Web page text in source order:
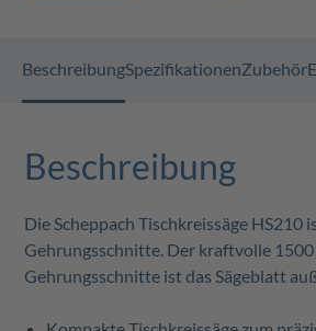
BeschreibungSpezifikationenZubehör
Beschreibung
Die Scheppach Tischkreissäge
Gehrungsschnitte. Der kraftvolle
Gehrungsschnitte ist das Sägeblatt